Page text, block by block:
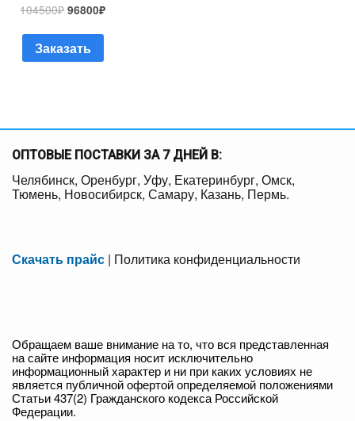
104500₽ 96800₽
Заказать
ОПТОВЫЕ ПОСТАВКИ ЗА 7 ДНЕЙ В:
Челябинск, Оренбург, Уфу, Екатеринбург, Омск,
Тюмень, Новосибирск, Самару, Казань, Пермь.
Скачать прайс | Политика конфиденциальности